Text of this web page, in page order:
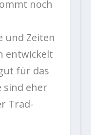
noch
und Zeiten
entwickelt
für das
eher
Trad-